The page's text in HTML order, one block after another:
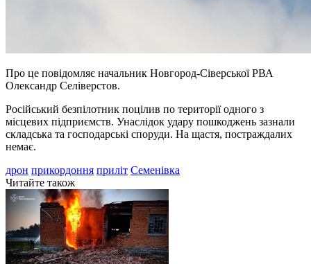
Про це повідомляє начальник Новгород-Сіверської РВА
Олександр Селіверстов.
Російський безпілотник поцілив по території одного з
місцевих підприємств. Унаслідок удару пошкоджень зазнали
складська та господарські споруди. На щастя, постраждалих
немає.
дрон прикордоння приліт Семенівка
Читайте також